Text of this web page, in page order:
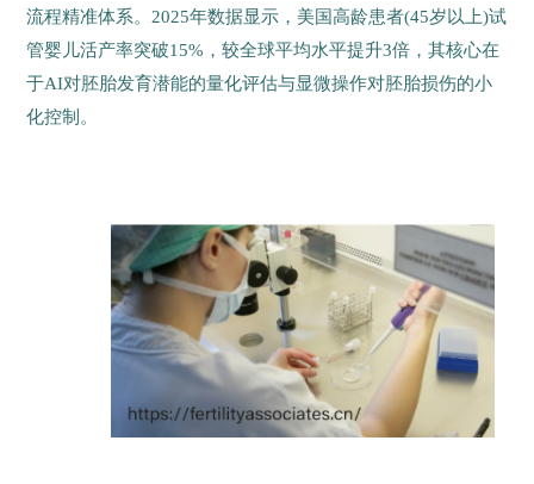
流程精准体系。2025年数据显示，美国高龄患者(45岁以上)试
管婴儿活产率突破15%，较全球平均水平提升3倍，其核心在
于AI对胚胎发育潜能的量化评估与显微操作对胚胎损伤的小
化控制。